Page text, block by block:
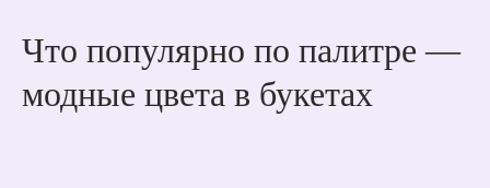
Что популярно по палитре —
модные цвета в букетах